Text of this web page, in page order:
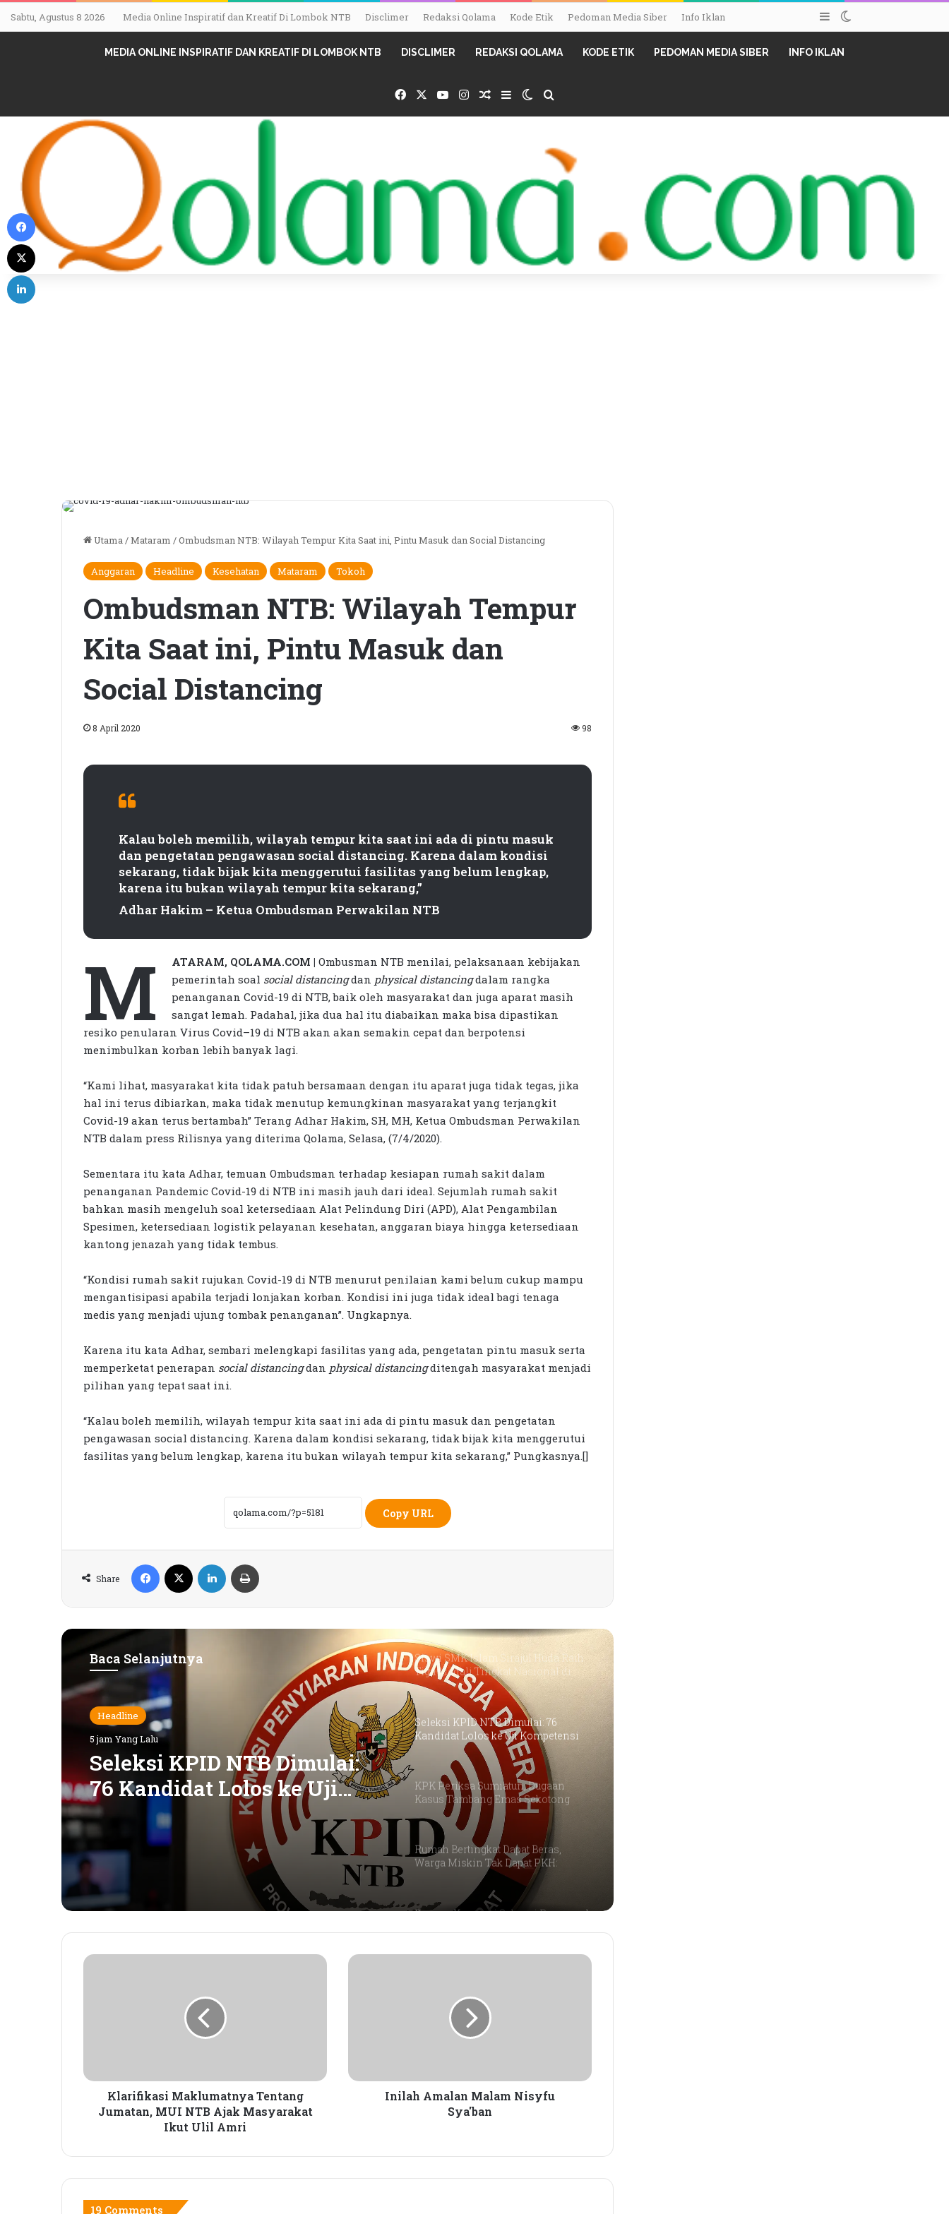
Sabtu, Agustus 8 2026 Media Online Inspiratif dan Kreatif Di Lombok NTB Disclimer Redaksi Qolama Kode Etik Pedoman Media Siber Info Iklan Sidebar
MEDIA ONLINE INSPIRATIF DAN KREATIF DI LOMBOK NTB DISCLIMER REDAKSI QOLAMA KODE ETIK PEDOMAN MEDIA SIBER INFO IKLAN
FacebookYouTubeInstagram
Random Article
SidebarSwitch skin
Utama/Mataram /Ombudsman NTB: Wilayah Tempur Kita Saat ini, Pintu Masuk dan Social Distancing
Anggaran Headline Kesehatan Mataram Tokoh
Ombudsman NTB: Wilayah Tempur
Kita Saat ini, Pintu Masuk dan
Social Distancing
8 April 2020 98
Kalau boleh memilih, wilayah tempur kita saat ini ada di pintu masuk
dan pengetatan pengawasan social distancing. Karena dalam kondisi
sekarang, tidak bijak kita menggerutui fasilitas yang belum lengkap,
karena itu bukan wilayah tempur kita sekarang,”
Adhar Hakim – Ketua Ombudsman Perwakilan NTB
M ATARAM, QOLAMA.COM | Ombusman NTB menilai, pelaksanaan kebijakan
pemerintah soal social distancingdan physical distancingdalam rangka
penanganan Covid-19 di NTB, baik oleh masyarakat dan juga aparat masih
sangat lemah. Padahal, jika dua hal itu diabaikan maka bisa dipastikan
resiko penularan Virus Covid–19 di NTB akan akan semakin cepat dan berpotensi
menimbulkan korban lebih banyak lagi.
“Kami lihat, masyarakat kita tidak patuh bersamaan dengan itu aparat juga tidak tegas, jika
hal ini terus dibiarkan, maka tidak menutup kemungkinan masyarakat yang terjangkit
Covid-19 akan terus bertambah” Terang Adhar Hakim, SH, MH, Ketua Ombudsman Perwakilan
NTB dalam press Rilisnya yang diterima Qolama, Selasa, (7/4/2020).
Sementara itu kata Adhar, temuan Ombudsman terhadap kesiapan rumah sakit dalam
penanganan Pandemic Covid-19 di NTB ini masih jauh dari ideal. Sejumlah rumah sakit
bahkan masih mengeluh soal ketersediaan Alat Pelindung Diri (APD), Alat Pengambilan
Spesimen, ketersediaan logistik pelayanan kesehatan, anggaran biaya hingga ketersediaan
kantong jenazah yang tidak tembus.
“Kondisi rumah sakit rujukan Covid-19 di NTB menurut penilaian kami belum cukup mampu
mengantisipasi apabila terjadi lonjakan korban. Kondisi ini juga tidak ideal bagi tenaga
medis yang menjadi ujung tombak penanganan”. Ungkapnya.
Karena itu kata Adhar, sembari melengkapi fasilitas yang ada, pengetatan pintu masuk serta
memperketat penerapan social distancingdan physical distancingditengah masyarakat menjadi
pilihan yang tepat saat ini.
“Kalau boleh memilih, wilayah tempur kita saat ini ada di pintu masuk dan pengetatan
pengawasan social distancing. Karena dalam kondisi sekarang, tidak bijak kita menggerutui
fasilitas yang belum lengkap, karena itu bukan wilayah tempur kita sekarang,” Pungkasnya.[]
Copy URL
Share
Facebook LinkedIn
Baca Selanjutnya
Headline
5 jam Yang Lalu
Seleksi KPID NTB Dimulai:
76 Kandidat Lolos ke Uji
Kompetensi
Kandidat Lolos ke Uji Kompetensi
Kasus Tambang Emas Sekotong
Rumah Bertingkat Dapat Beras,
Kamar”
Dorong Koperasi Sebagai Penggerak
Tahun Ini Bisa Lebih
Siswi SMK Islam Sirajul Huda Raih
Tiga Medali Tingkat Nasional di
Ajang ATHENA 2026 MAPRESNAS
Seleksi KPID NTB Dimulai: 76
Kandidat Lolos ke Uji Kompetensi
KPK Periksa Sumiatun, Dugaan
Kasus Tambang Emas Sekotong
Rumah Bertingkat Dapat Beras,
Warga Miskin Tak Dapat PKH:
Hadrian Irfani Sebut Bantuan “Salah
Dorong Koperasi Sebagai Penggerak
Menguntungkan
Siswi SMK Islam Sirajul Huda Raih
Seleksi KPID NTB Dimulai: 76
Kandidat Lolos ke Uji Kompetensi
Kasus Tambang Emas Sekotong
Klarifikasi
Ikut
Amri
Klarifikasi Maklumatnya Tentang
Jumatan, MUI NTB Ajak Masyarakat
Ikut Ulil Amri
Inilah
Inilah Amalan Malam Nisyfu
Sya'ban
19 Comments
Facebook
LinkedIn